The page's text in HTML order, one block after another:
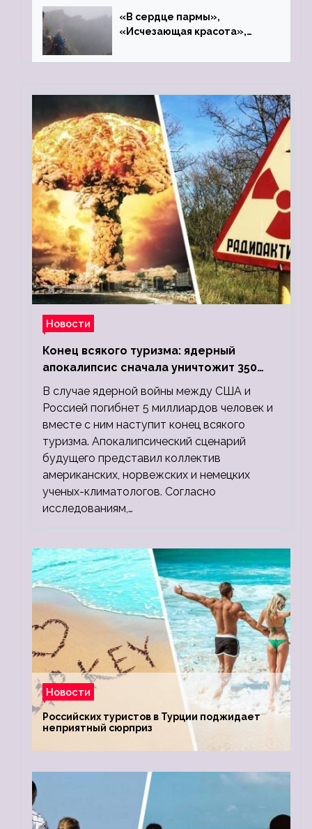
«В сердце пармы»,
«Исчезающая красота»,
Новости
Конец всякого туризма: ядерный
апокалипсис сначала уничтожит 350
миллионов, а потом 5 миллиардов
людей
В случае ядерной войны между США и
Россией погибнет 5 миллиардов человек и
вместе с ним наступит конец всякого
туризма. Апокалипсический сценарий
будущего представил коллектив
американских, норвежских и немецких
ученых-климатологов. Согласно
исследованиям,…
Новости
Российских туристов в Турции поджидает
неприятный сюрприз